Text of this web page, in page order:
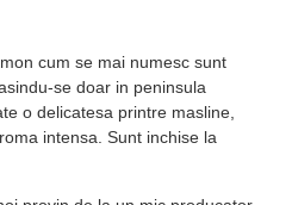
cum se mai numesc sunt
se doar in peninsula
o delicatesa printre masline,
intensa. Sunt inchise la